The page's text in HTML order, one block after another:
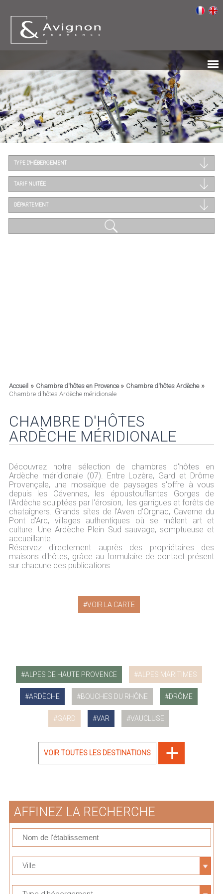
TYPE D'HÉBERGEMENT
TARIF NUITÉE
DÉPARTEMENT
Accueil» Chambre d'hôtes en Provence » Chambre d'hôtes Ardèche»
Chambre d'hôtes Ardèche méridionale
CHAMBRE D'HÔTES
ARDÈCHE MÉRIDIONALE
Découvrez notre sélection de chambres d'hôtes en
Ardèche méridionale (07). Entre Lozère, Gard et Drôme
Provençale, une mosaïque de paysages s'offre à vous
depuis les Cévennes, les époustouflantes Gorges de
l'Ardèche sculptées par l'érosion, les garrigues et forêts de
chataîgners. Grands sites de l'Aven d'Orgnac, Caverne du
Pont d'Arc, villages authentiques où se mêlent art et
culture. Une Ardèche Plein Sud sauvage, somptueuse et
accueillante.
Réservez directement auprès des propriétaires des
maisons d'hôtes, grâce au formulaire de contact présent
sur chacune des publications.
VOIR LA CARTE
ALPES DE HAUTE PROVENCE ALPES MARITIMES
ARDÈCHE BOUCHES DU RHÔNE DRÔME
GARD VAR VAUCLUSE
VOIR TOUTES LES DESTINATIONS
AFFINEZ LA RECHERCHE
Ville